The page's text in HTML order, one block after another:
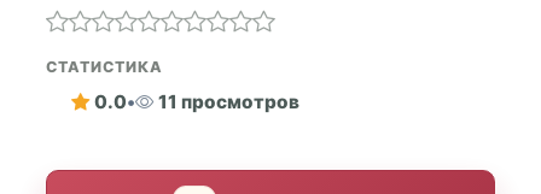
СТАТИСТИКА
0.0• 11 просмотров